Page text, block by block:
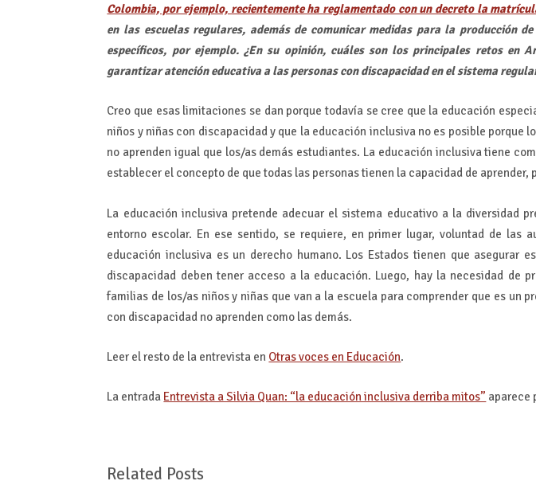
Colombia, por ejemplo, recientemente ha reglamentado con un decreto la
en las escuelas regulares, además de comunicar medidas para la producción
específicos, por ejemplo. ¿En su opinión, cuáles son los principales retos en
garantizar atención educativa a las personas con discapacidad en el sistema
Creo que esas limitaciones se dan porque todavía se cree que la educación
niños y niñas con discapacidad y que la educación inclusiva no es posible porque
no aprenden igual que los/as demás estudiantes. La educación inclusiva tiene
establecer el concepto de que todas las personas tienen la capacidad de aprender,
La educación inclusiva pretende adecuar el sistema educativo a la diversidad
entorno escolar. En ese sentido, se requiere, en primer lugar, voluntad de las
educación inclusiva es un derecho humano. Los Estados tienen que asegurar
discapacidad deben tener acceso a la educación. Luego, hay la necesidad de
familias de los/as niños y niñas que van a la escuela para comprender que es un
con discapacidad no aprenden como las demás.
Leer el resto de la entrevista en Otras voces en Educación.
La entrada Entrevista a Silvia Quan: “la educación inclusiva derriba mitos” aparece
Related Posts